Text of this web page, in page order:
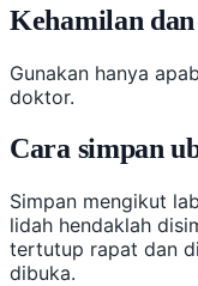
Kehamilan dan
Gunakan hanya
doktor.
Cara simpan
Simpan mengikut
lidah hendaklah
tertutup rapat dan
dibuka.